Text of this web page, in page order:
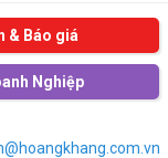
& Báo giá
Nghiệp